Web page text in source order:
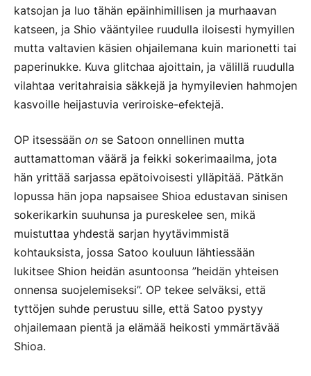
katsojan ja luo tähän epäinhimillisen ja murhaavan
katseen, ja Shio vääntyilee ruudulla iloisesti hymyillen
mutta valtavien käsien ohjailemana kuin marionetti tai
paperinukke. Kuva glitchaa ajoittain, ja välillä ruudulla
vilahtaa veritahraisia säkkejä ja hymyilevien hahmojen
kasvoille heijastuvia veriroiske-efektejä.
OP itsessään on se Satoon onnellinen mutta
auttamattoman väärä ja feikki sokerimaailma, jota
hän yrittää sarjassa epätoivoisesti ylläpitää. Pätkän
lopussa hän jopa napsaisee Shioa edustavan sinisen
sokerikarkin suuhunsa ja pureskelee sen, mikä
muistuttaa yhdestä sarjan hyytävimmistä
kohtauksista, jossa Satoo kouluun lähtiessään
lukitsee Shion heidän asuntoonsa ”heidän yhteisen
onnensa suojelemiseksi”. OP tekee selväksi, että
tyttöjen suhde perustuu sille, että Satoo pystyy
ohjailemaan pientä ja elämää heikosti ymmärtävää
Shioa.